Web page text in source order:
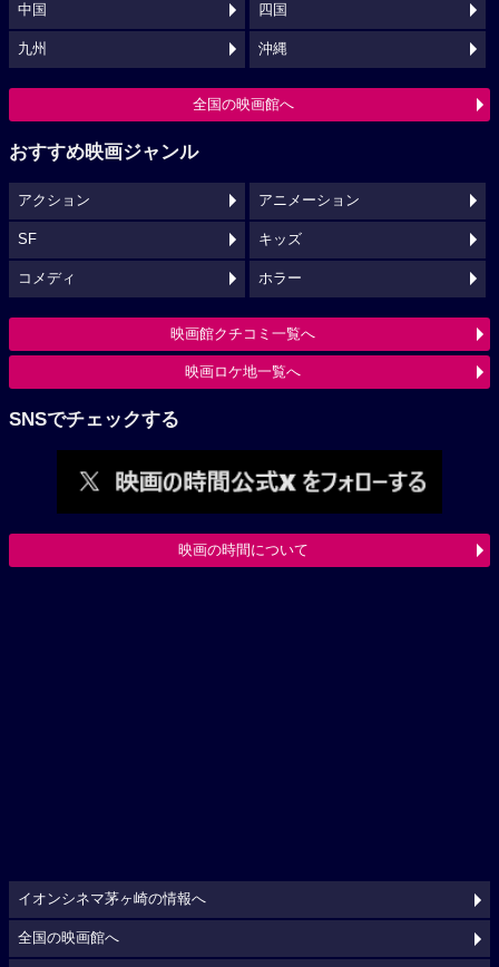
中国 四国
九州 沖縄
全国の映画館へ
おすすめ映画ジャンル
アクション アニメーション
SF キッズ
コメディ ホラー
映画館クチコミ一覧へ
映画ロケ地一覧へ
SNSでチェックする
映画の時間について
イオンシネマ茅ヶ崎の情報へ
全国の映画館へ